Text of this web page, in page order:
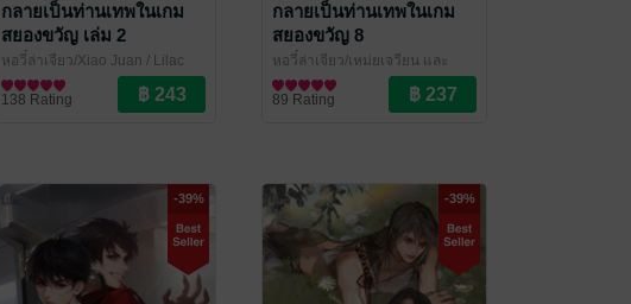
กลายเป็นท่านเทพในเกม
สยองขวัญ เล่ม 2
หูอวี๋ล่าเจียว/Xiao Juan / Lilac
Novel
นิยายวาย Boy Love / Yaoi
138 Rating
กลายเป็นท่านเทพในเกม
สยองขวัญ 8
หูอวี๋ล่าเจียว/เหม่ยเจวียน และ
xiinxiin/ Lilac Novel
นิยายวาย Boy Love / Yaoi
89 Rating
-39% -39%